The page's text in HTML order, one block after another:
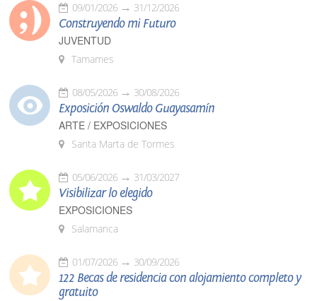
09/01/2026 31/12/2026
Construyendo mi Futuro
JUVENTUD
Tamames
08/05/2026 30/08/2026
Exposición Oswaldo Guayasamín
ARTE / EXPOSICIONES
Santa Marta de Tormes
05/06/2026 31/03/2027
Visibilizar lo elegido
EXPOSICIONES
Salamanca
01/07/2026 30/09/2026
122 Becas de residencia con alojamiento completo y
gratuito